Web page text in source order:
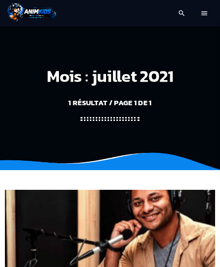
search menu
Mois : juillet 2021
1 RÉSULTAT / PAGE 1 DE 1